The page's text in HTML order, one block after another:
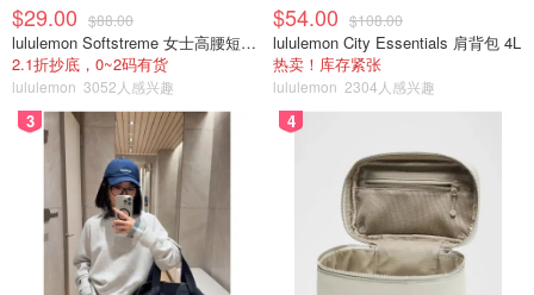
$29.00 $88.00
lululemon Softstreme 女士高腰短裤 10cm
2.1折抄底，0~2码有货
lululemon 3052人感兴趣
$54.00 $108.00
lululemon City Essentials 肩背包 4L
热卖！库存紧张
lululemon 2304人感兴趣
3 4